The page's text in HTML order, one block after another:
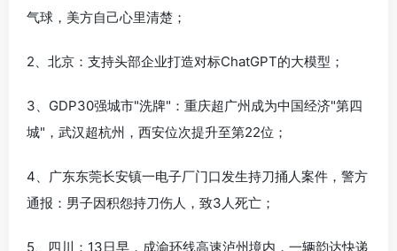
气球，美方自己心里清楚；
2、北京：支持头部企业打造对标ChatGPT的大模型；
3、GDP30强城市"洗牌"：重庆超广州成为中国经济"第四
城"，武汉超杭州，西安位次提升至第22位；
4、广东东莞长安镇一电子厂门口发生持刀捅人案件，警方
通报：男子因积怨持刀伤人，致3人死亡；
5、四川：13日早，成渝环线高速泸州境内，一辆韵达快递